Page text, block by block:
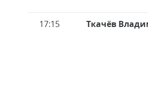
Время
Имя
17:15 Ткачёв